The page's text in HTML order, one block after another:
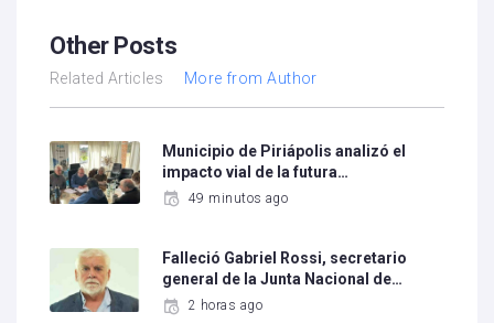
Other Posts
Related Articles More from Author
Municipio de Piriápolis analizó el
impacto vial de la futura…
49 minutos ago
Falleció Gabriel Rossi, secretario
general de la Junta Nacional de…
2 horas ago